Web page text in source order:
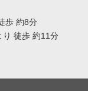
歩 約8分
り 徒歩 約11分